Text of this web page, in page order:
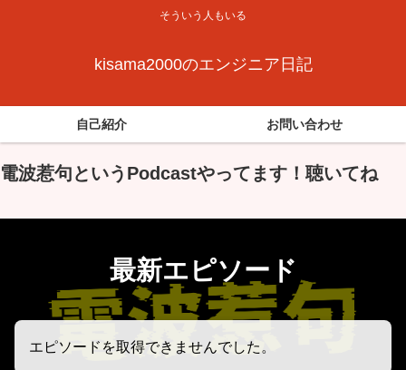
そういう人もいる
kisama2000のエンジニア日記
自己紹介 お問い合わせ
電波惹句というPodcastやってます！聴いてね
最新エピソード
エピソードを取得できませんでした。